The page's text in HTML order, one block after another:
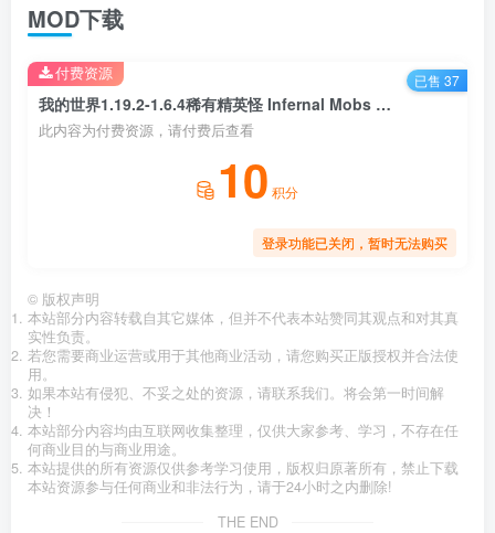
MOD下载
我的世界1.19.2-1.6.4稀有精英怪 Infernal Mobs Mod
此内容为付费资源，请付费后查看
10 积分
登录功能已关闭，暂时无法购买
付费资源 已售 37
© 版权声明
本站部分内容转载自其它媒体，但并不代表本站赞同其观点和对其真
实性负责。
若您需要商业运营或用于其他商业活动，请您购买正版授权并合法使
用。
如果本站有侵犯、不妥之处的资源，请联系我们。将会第一时间解
决！
本站部分内容均由互联网收集整理，仅供大家参考、学习，不存在任
何商业目的与商业用途。
本站提供的所有资源仅供参考学习使用，版权归原著所有，禁止下载
本站资源参与任何商业和非法行为，请于24小时之内删除!
THE END